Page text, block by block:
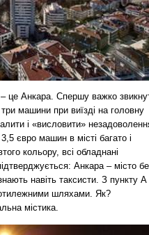
– це Анкара. Спершу важко
машини при виїзді на головну
і «висловити»
євро машин в місті багато і
кольору, всі обладнані
Анкара – місто
навіть таксисти. З пункту
шляхами. Як?
містика.